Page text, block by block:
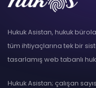
Hukuk Asistan, hukuk
tüm ihtiyaçlarına tek bir
tasarlamış web tabanlı
Hukuk Asistan; çalışan